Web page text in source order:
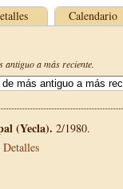
Calendario
antiguo a más reciente.
(Yecla). 2/1980.
Detalles